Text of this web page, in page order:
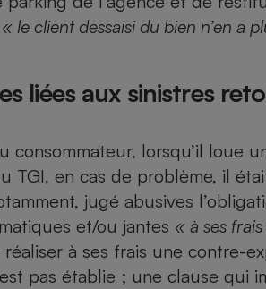
« le client dessaisi du bien n’en a
liées aux sinistres
consommateur, lorsqu’il loue
TGI, en cas de problème, il
jugé abusives
et/ou jantes « à ses
à ses frais une contre-
pas établie ; une clause qui
Plaque de cuisson à
induction
Smartphone
Climatiseur -
Ventilateur